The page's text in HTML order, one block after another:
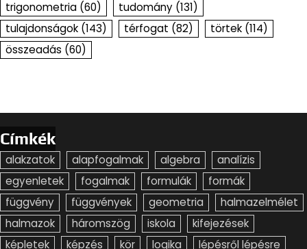
trigonometria (60) tudomány (131)
tulajdonságok (143) térfogat (82) törtek (114)
összeadás (60)
Címkék
alakzatok alapfogalmak algebra
analízis
egyenletek
fogalmak formulák
formák
függvény
függvények geometria
halmazelmélet
halmazok
háromszög iskola
kifejezések
képletek
képzés kör logika
lépésről lépésre